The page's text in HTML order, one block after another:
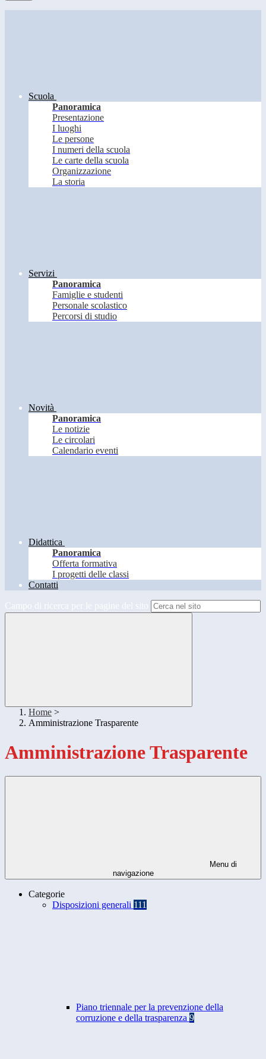
Scuola
Panoramica
Presentazione
I luoghi
Le persone
I numeri della scuola
Le carte della scuola
Organizzazione
La storia
Servizi
Panoramica
Famiglie e studenti
Personale scolastico
Percorsi di studio
Novità
Panoramica
Le notizie
Le circolari
Calendario eventi
Didattica
Panoramica
Offerta formativa
I progetti delle classi
Contatti
Campo di ricerca per le pagine del sito
Home >
Amministrazione Trasparente
Amministrazione Trasparente
Menu di
navigazione
Categorie
Disposizioni generali 111
Piano triennale per la prevenzione della
corruzione e della trasparenza 9